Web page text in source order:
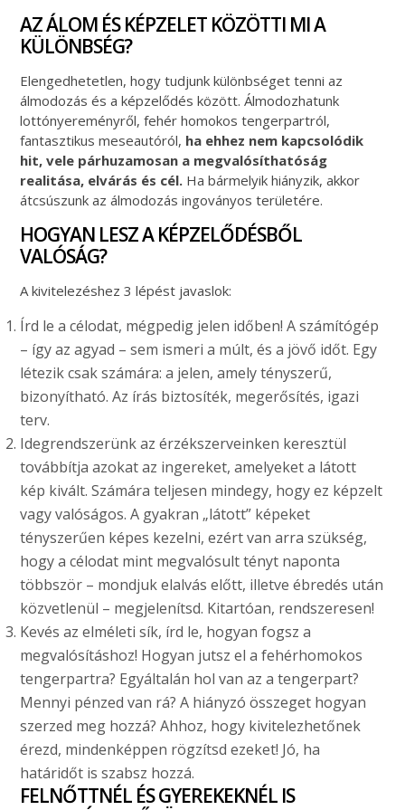
AZ ÁLOM ÉS KÉPZELET KÖZÖTTI MI A
KÜLÖNBSÉG?
Elengedhetetlen, hogy tudjunk különbséget tenni az
álmodozás és a képzelődés között. Álmodozhatunk
lottónyereményről, fehér homokos tengerpartról,
fantasztikus meseautóról, ha ehhez nem kapcsolódik
hit, vele párhuzamosan a megvalósíthatóság
realitása, elvárás és cél. Ha bármelyik hiányzik, akkor
átcsúszunk az álmodozás ingoványos területére.
HOGYAN LESZ A KÉPZELŐDÉSBŐL
VALÓSÁG?
A kivitelezéshez 3 lépést javaslok:
Írd le a célodat, mégpedig jelen időben! A számítógép
– így az agyad – sem ismeri a múlt, és a jövő időt. Egy
létezik csak számára: a jelen, amely tényszerű,
bizonyítható. Az írás biztosíték, megerősítés, igazi
terv.
Idegrendszerünk az érzékszerveinken keresztül
továbbítja azokat az ingereket, amelyeket a látott
kép kivált. Számára teljesen mindegy, hogy ez képzelt
vagy valóságos. A gyakran „látott” képeket
tényszerűen képes kezelni, ezért van arra szükség,
hogy a célodat mint megvalósult tényt naponta
többször – mondjuk elalvás előtt, illetve ébredés után
közvetlenül – megjelenítsd. Kitartóan, rendszeresen!
Kevés az elméleti sík, írd le, hogyan fogsz a
megvalósításhoz! Hogyan jutsz el a fehérhomokos
tengerpartra? Egyáltalán hol van az a tengerpart?
Mennyi pénzed van rá? A hiányzó összeget hogyan
szerzed meg hozzá? Ahhoz, hogy kivitelezhetőnek
érezd, mindenképpen rögzítsd ezeket! Jó, ha
határidőt is szabsz hozzá.
FELNŐTTNÉL ÉS GYEREKEKNÉL IS